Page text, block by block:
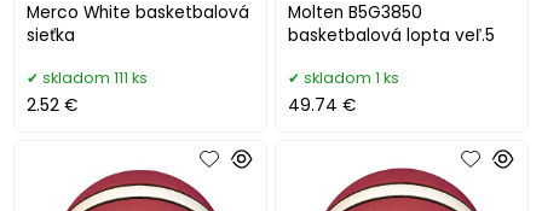
Merco White basketbalová
sieťka
skladom 111 ks
2.52 €
Molten B5G3850
basketbalová lopta veľ.5
skladom 1 ks
49.74 €